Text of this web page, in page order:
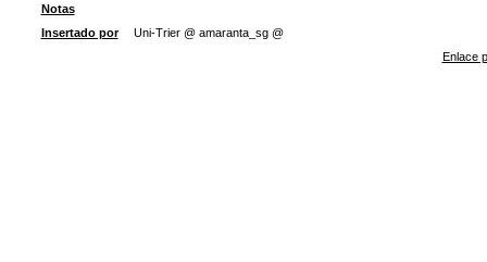
Notas
Insertado por
Uni-Trier @ amaranta_sg @
Enlace